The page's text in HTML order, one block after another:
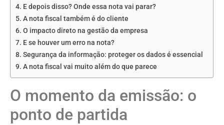
E depois disso? Onde essa nota vai parar?
A nota fiscal também é do cliente
O impacto direto na gestão da empresa
E se houver um erro na nota?
Segurança da informação: proteger os dados é essencial
A nota fiscal vai muito além do que parece
O momento da emissão: o
ponto de partida